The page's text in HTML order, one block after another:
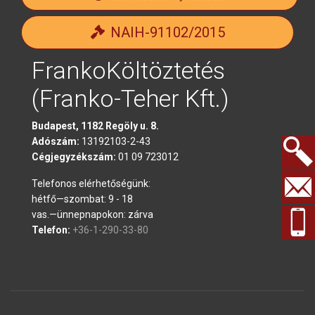
NAIH-91102/2015
FrankoKöltöztetés
(Franko-Teher Kft.)
Budapest, 1182 Regöly u. 8.
Adószám: 13192103-2-43
Cégjegyzékszám: 01 09 723012
Telefonos elérhetőségünk:
hétfő—szombat: 9 - 18
vas.—ünnepnapokon: zárva
Telefon: +36-1-290-33-80